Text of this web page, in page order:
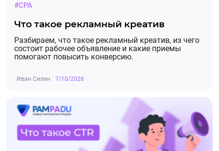
#CPA
Что такое рекламный креатив
Разбираем, что такое рекламный креатив, из чего
состоит рабочее объявление и какие приемы
помогают повысить конверсию.
Иван Силин 7/10/2026